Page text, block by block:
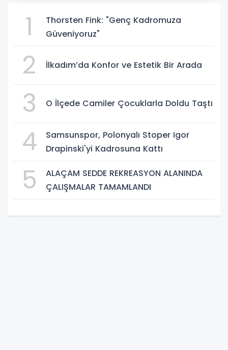
1
Thorsten Fink: "Genç Kadromuza
Güveniyoruz"
2 İlkadım’da Konfor ve Estetik Bir Arada
3 O İlçede Camiler Çocuklarla Doldu Taştı
4
Samsunspor, Polonyalı Stoper Igor
Drapinski'yi Kadrosuna Kattı
5
ALAÇAM SEDDE REKREASYON ALANINDA
ÇALIŞMALAR TAMAMLANDI